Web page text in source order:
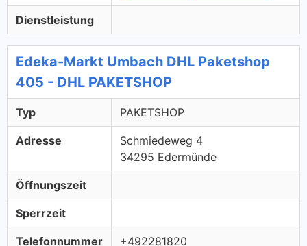
Dienstleistung
Edeka-Markt Umbach DHL Paketshop
405 - DHL PAKETSHOP
Typ PAKETSHOP
Adresse
Schmiedeweg 4
34295 Edermünde
Öffnungszeit
Sperrzeit
Telefonnummer +492281820